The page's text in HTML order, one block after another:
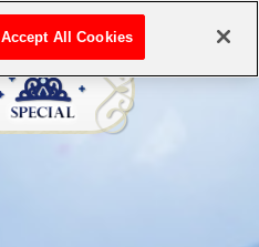
Accept All Cookies